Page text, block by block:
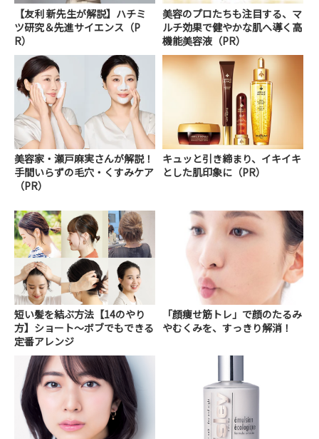
【友利 新先生が解説】ハチミ
ツ研究＆先進サイエンス（P
R）
美容のプロたちも注目する、マ
ルチ効果で健やかな肌へ導く高
機能美容液（PR）
美容家・瀬戸麻実さんが解説！
手間いらずの毛穴・くすみケア
（PR）
キュッと引き締まり、イキイキ
とした肌印象に（PR）
短い髪を結ぶ方法【14のやり
方】ショート～ボブでもできる
定番アレンジ
「顔痩せ筋トレ」で顔のたるみ
やむくみを、すっきり解消！